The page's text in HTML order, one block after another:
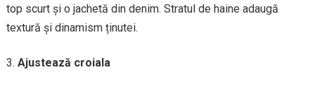
top scurt și o jachetă din denim. Stratul de haine adaugă
textură și dinamism ținutei.
Ajustează croiala